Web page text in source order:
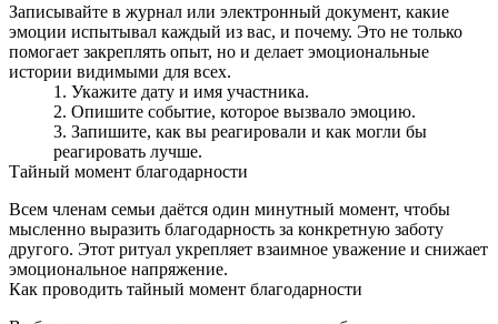
Записывайте в журнал или электронный документ, какие
эмоции испытывал каждый из вас, и почему. Это не только
помогает закреплять опыт, но и делает эмоциональные
истории видимыми для всех.
Укажите дату и имя участника.
Опишите событие, которое вызвало эмоцию.
Запишите, как вы реагировали и как могли бы
реагировать лучше.
Тайный момент благодарности
Всем членам семьи даётся один минутный момент, чтобы
мысленно выразить благодарность за конкретную заботу
другого. Этот ритуал укрепляет взаимное уважение и снижает
эмоциональное напряжение.
Как проводить тайный момент благодарности